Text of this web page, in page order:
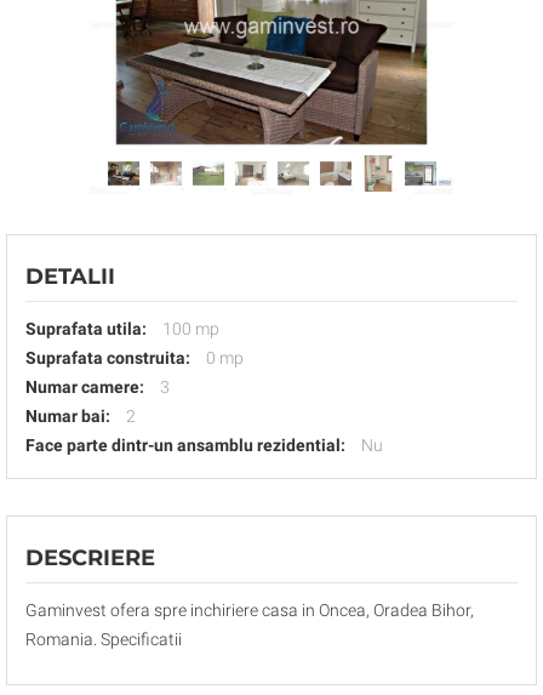
DETALII
Suprafata utila:
100 mp
Suprafata construita:
0 mp
Numar camere:
3
Numar bai:
2
Face parte dintr-un ansamblu rezidential:
Nu
DESCRIERE
Gaminvest ofera spre inchiriere casa in Oncea, Oradea Bihor,
Romania. Specificatii